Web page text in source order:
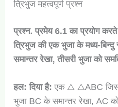
त्रिभुज महत्वपूर्ण प्रश्न
प्रश्न. प्रमेय 6.1 का प्रयोग करते
त्रिभुज की एक भुजा के मध्य-
समान्तर रेखा, तीसरी भुजा को
हल: दिया है: एक △ △ABC
भुजा BC के समान्तर रेखा, AC